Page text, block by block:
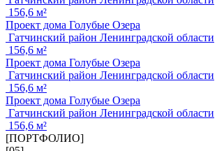
156,6 м²
Проект дома Голубые Озера
Гатчинский район Ленинградской области
156,6 м²
Проект дома Голубые Озера
Гатчинский район Ленинградской области
156,6 м²
Проект дома Голубые Озера
Гатчинский район Ленинградской области
156,6 м²
[ПОРТФОЛИО]